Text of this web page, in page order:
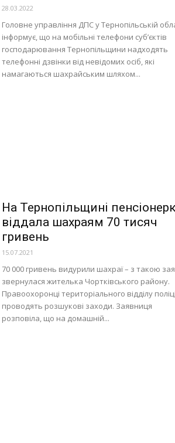
28.03.2022
Головне управління ДПС у Тернопільській
інформує, що на мобільні телефони суб’єктів
господарювання Тернопільщини надходять
телефонні дзвінки від невідомих осіб, які
намагаються шахрайським шляхом...
На Тернопільщині
віддала шахраям 70 тисяч
гривень
15.07.2021
70 000 гривень видурили шахраї – з такою
звернулася жителька Чортківського району.
Правоохоронці територіального відділу
проводять розшукові заходи. Заявниця
розповіла, що на домашній...